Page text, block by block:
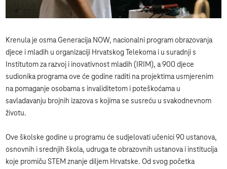
Krenula je osma Generacija NOW, nacionalni program obrazovanja
djece i mladih u organizaciji Hrvatskog Telekoma i u suradnji s
Institutom za razvoj i inovativnost mladih (IRIM), a 900 djece
sudionika programa ove će godine raditi na projektima usmjerenim
na pomaganje osobama s invaliditetom i poteškoćama u
savladavanju brojnih izazova s kojima se susreću u svakodnevnom
životu.
Ove školske godine u programu će sudjelovati učenici 90 ustanova,
osnovnih i srednjih škola, udruga te obrazovnih ustanova i institucija
koje promiču STEM znanje diljem Hrvatske. Od svog početka